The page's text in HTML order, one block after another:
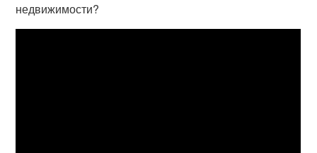
недвижимости?